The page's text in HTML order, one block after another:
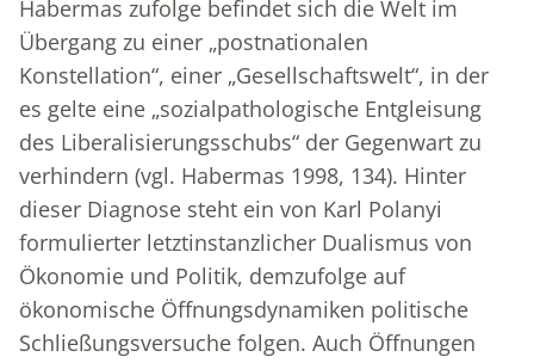
Habermas zufolge befindet sich die Welt im
Übergang zu einer „postnationalen
Konstellation“, einer „Gesellschaftswelt“, in der
es gelte eine „sozialpathologische Entgleisung
des Liberalisierungsschubs“ der Gegenwart zu
verhindern (vgl. Habermas 1998, 134). Hinter
dieser Diagnose steht ein von Karl Polanyi
formulierter letztinstanzlicher Dualismus von
Ökonomie und Politik, demzufolge auf
ökonomische Öffnungsdynamiken politische
Schließungsversuche folgen. Auch Öffnungen